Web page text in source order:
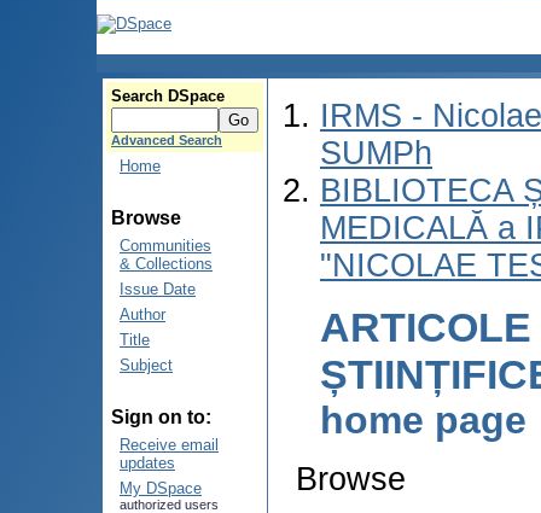
Search DSpace
Advanced Search
Home
Browse
Communities
& Collections
Issue Date
Author
Title
Subject
Sign on to:
Receive email
updates
My DSpace
authorized users
IRMS -
SUMPh
BIBLIOTECA
MEDICALĂ a
"NICOLAE
ARTICOLE
home page
Browse